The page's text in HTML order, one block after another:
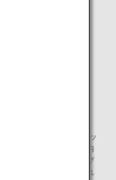
す。
オリエンタルエアブリッ
ライヤーが運航する国内
ANAの便名で予約および
ループ運航便とみなされ